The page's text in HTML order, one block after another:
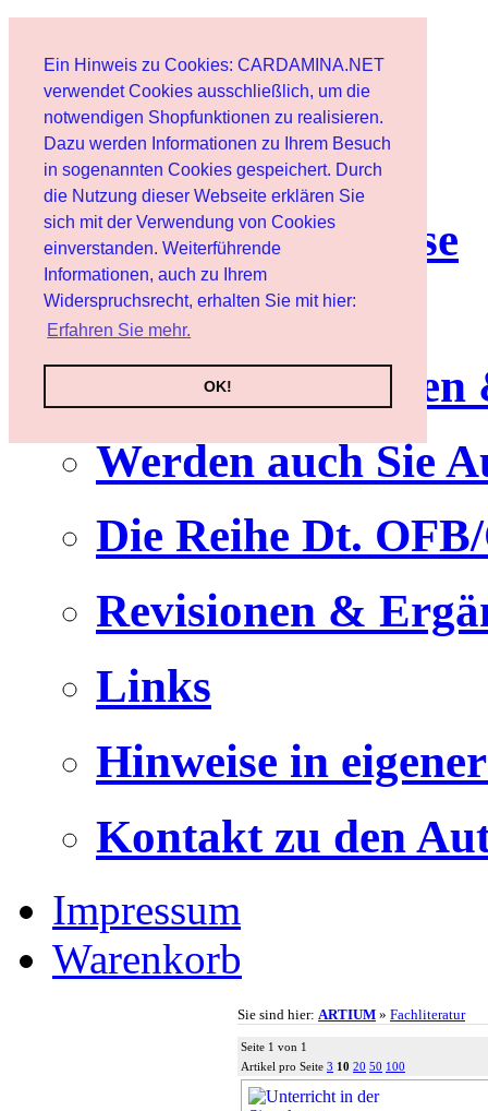
Ein Hinweis zu Cookies: CARDAMINA.NET
verwendet Cookies ausschließlich, um die
notwendigen Shopfunktionen zu realisieren.
Dazu werden Informationen zu Ihrem Besuch
in sogenannten Cookies gespeichert. Durch
die Nutzung dieser Webseite erklären Sie
sich mit der Verwendung von Cookies
einverstanden. Weiterführende
Informationen, auch zu Ihrem
Widerspruchsrecht, erhalten Sie mit hier:
Erfahren Sie mehr.
OK!
Benutzer
Newsletter
Nutzungshinweise
Service
Werden auch Sie
Die Reihe Dt.
Revisionen &
Links
Hinweise in
Kontakt zu den
Impressum
Warenkorb
Sie sind hier: ARTIUM » Fachliteratur
Seite 1 von 1
Artikel pro Seite 3 10 20 50 100